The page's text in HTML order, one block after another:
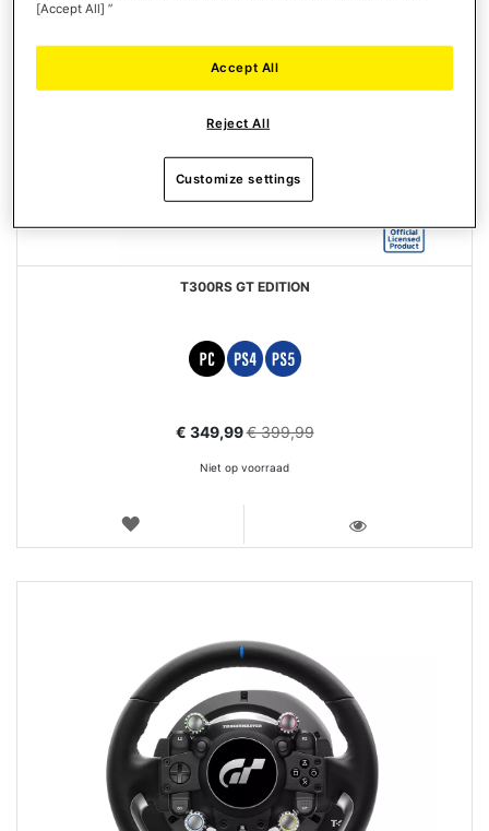
T300RS GT EDITION
Aanbiedingsprijs
€ 349,99€ 399,99
Niet op voorraad
VERLANGLIJST
[Accept All] ”
Reject All
Accept All
Customize settings